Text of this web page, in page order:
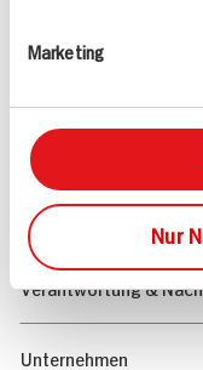
Marketing
Nur
Marktfinder
Unser Magazin
Verantwortung &
Unternehmen